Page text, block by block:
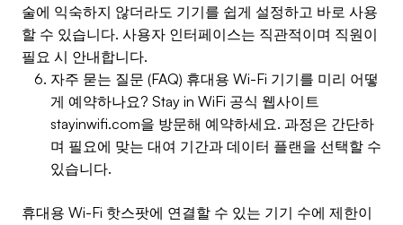
술에 익숙하지 않더라도 기기를 쉽게 설정하고 바로 사용
할 수 있습니다. 사용자 인터페이스는 직관적이며 직원이
필요 시 안내합니다.
자주 묻는 질문 (FAQ) 휴대용 Wi-Fi 기기를 미리 어떻
게 예약하나요? Stay in WiFi 공식 웹사이트
stayinwifi.com을 방문해 예약하세요. 과정은 간단하
며 필요에 맞는 대여 기간과 데이터 플랜을 선택할 수
있습니다.
휴대용 Wi-Fi 핫스팟에 연결할 수 있는 기기 수에 제한이